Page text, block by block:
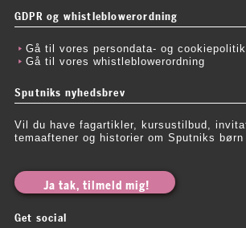
GDPR og whistleblowerordning
Gå til vores persondata- og cookiepolitik
Gå til vores whistleblowerordning
Sputniks nyhedsbrev
Vil du have fagartikler, kursustilbud,
temaaftener og historier om Sputniks børn
Ja tak, tilmeld mig!
Get social